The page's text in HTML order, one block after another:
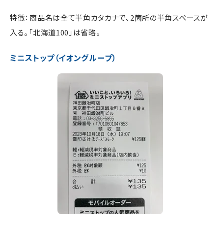
特徴：商品名は全て半角カタカナで、2箇所の半角スペースが
入る。「北海道100」は省略。
ミニストップ（イオングループ）